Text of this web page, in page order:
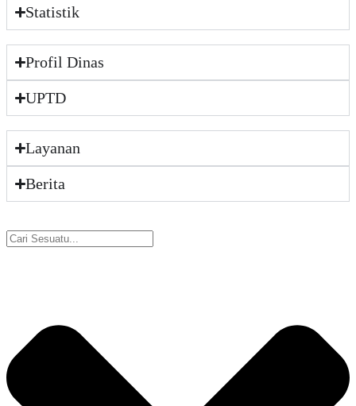
Statistik
Profil Dinas
UPTD
Layanan
Berita